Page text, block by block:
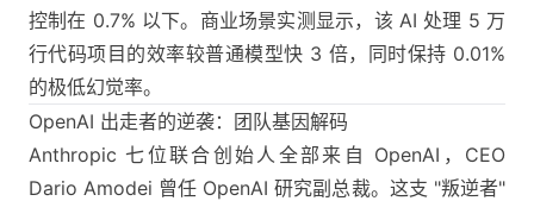
控制在 0.7% 以下。商业场景实测显示，该 AI 处理 5 万
行代码项目的效率较普通模型快 3 倍，同时保持 0.01%
的极低幻觉率。
OpenAI 出走者的逆袭：团队基因解码
Anthropic 七位联合创始人全部来自 OpenAI，CEO
Dario Amodei 曾任 OpenAI 研究副总裁。这支 "叛逆者"